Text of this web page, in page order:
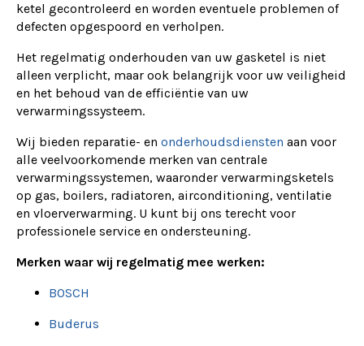
ketel gecontroleerd en worden eventuele problemen of
defecten opgespoord en verholpen.
Het regelmatig onderhouden van uw gasketel is niet
alleen verplicht, maar ook belangrijk voor uw veiligheid
en het behoud van de efficiëntie van uw
verwarmingssysteem.
Wij bieden reparatie- en onderhoudsdiensten aan voor
alle veelvoorkomende merken van centrale
verwarmingssystemen, waaronder verwarmingsketels
op gas, boilers, radiatoren, airconditioning, ventilatie
en vloerverwarming. U kunt bij ons terecht voor
professionele service en ondersteuning.
Merken waar wij regelmatig mee werken:
BOSCH
Buderus